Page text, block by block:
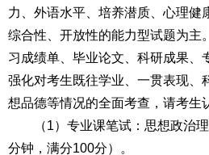
力、外语水平、培养潜质、心理健
综合性、开放性的能力型试题为主
习成绩单、毕业论文、科研成果、
强化对考生既往学业、一贯表现、
想品德等情况的全面考查，请考生
（1）专业课笔试：思想政治
分钟，满分100分）。